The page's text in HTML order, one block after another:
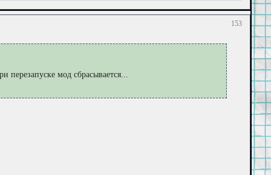
153
перезапуске мод сбрасывается...